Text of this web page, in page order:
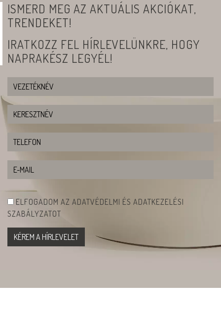
ISMERD MEG AZ AKTUÁLIS AKCIÓKAT,
TRENDEKET!
IRATKOZZ FEL HÍRLEVELÜNKRE, HOGY
NAPRAKÉSZ LEGYÉL!
ELFOGADOM AZ ADATVÉDELMI ÉS ADATKEZELÉSI
SZABÁLYZATOT